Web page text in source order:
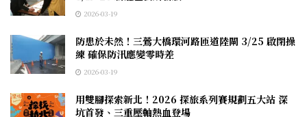
2026-03-19
防患於未然！三鶯大橋環河路匝道陸閘 3/25 啟閉操
練 確保防汛應變零時差
2026-03-19
用雙腳探索新北！2026 探旅系列賽規劃五大站 深
坑首發、三重壓軸熱血登場